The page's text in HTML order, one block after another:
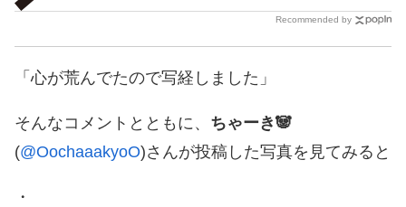
Recommended by
「心が荒んでたので写経しました」
そんなコメントとともに、 ちゃーき🐼
(@OochaaakyoO)さんが投稿した写真を見てみると
・